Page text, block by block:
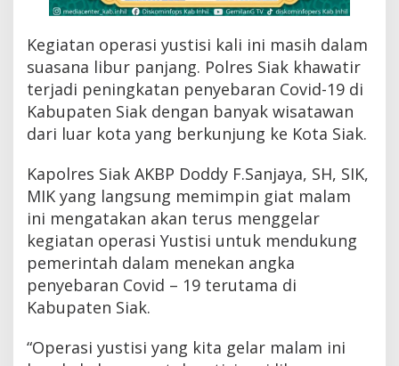
p
r
s
i
Y
s
i
i
B
e
r
s
k
B
Kegiatan operasi yustisi kali ini masih dalam
suasana libur panjang. Polres Siak khawatir
terjadi peningkatan penyebaran Covid-19 di
Kabupaten Siak dengan banyak wisatawan
dari luar kota yang berkunjung ke Kota Siak.
Kapolres Siak AKBP Doddy F.Sanjaya, SH, SIK,
MIK yang langsung memimpin giat malam
ini mengatakan akan terus menggelar
kegiatan operasi Yustisi untuk mendukung
pemerintah dalam menekan angka
penyebaran Covid – 19 terutama di
Kabupaten Siak.
“Operasi yustisi yang kita gelar malam ini